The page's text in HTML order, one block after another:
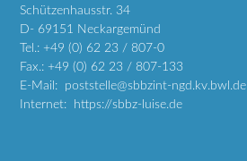
Schützenhausstr. 34
D- 69151 Neckargemünd
Tel.: +49 (0) 62 23 / 807-0
Fax.: +49 (0) 62 23 / 807-133
E-Mail: poststelle@sbbzint-ngd.kv.bwl.de
Internet: https://sbbz-luise.de